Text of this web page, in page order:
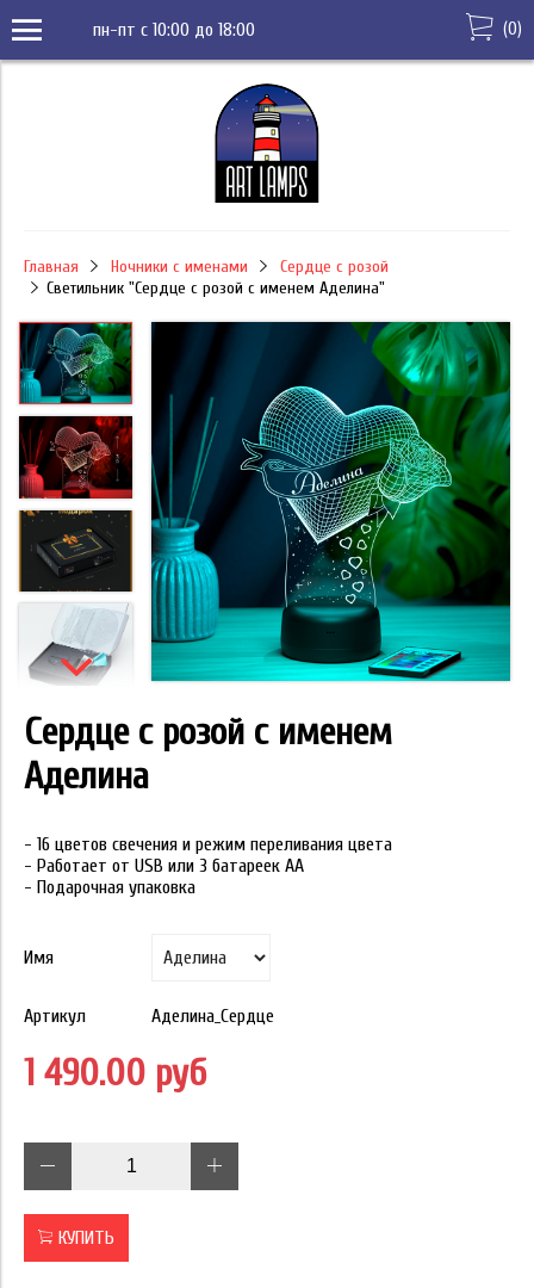
пн-пт с 10:00 до 18:00 (0)
Главная Ночники с именами
Сердце с розой
Светильник "Сердце с розой с именем Аделина"
Сердце с розой с именем
Аделина
- 16 цветов свечения и режим переливания цвета
- Работает от USB или 3 батареек АА
- Подарочная упаковка
Имя
Артикул Аделина_Сердце
1 490.00 руб
КУПИТЬ